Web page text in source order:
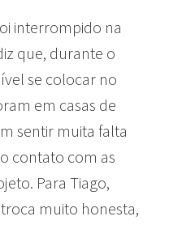
interrompido na
que, durante o
se colocar no
em casas de
sentir muita falta
contato com as
Para Tiago,
muito honesta,